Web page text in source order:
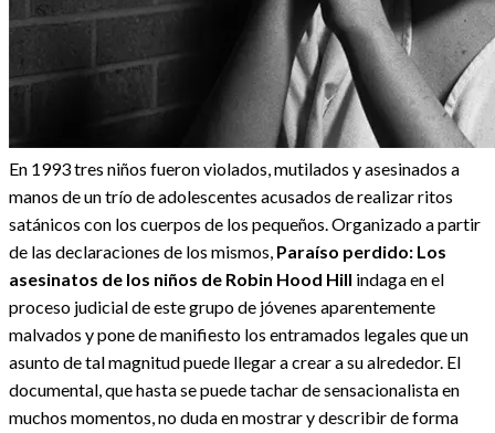
En 1993 tres niños fueron violados, mutilados y asesinados a
manos de un trío de adolescentes acusados de realizar ritos
satánicos con los cuerpos de los pequeños. Organizado a partir
de las declaraciones de los mismos, Paraíso perdido: Los
asesinatos de los niños de Robin Hood Hill indaga en el
proceso judicial de este grupo de jóvenes aparentemente
malvados y pone de manifiesto los entramados legales que un
asunto de tal magnitud puede llegar a crear a su alrededor. El
documental, que hasta se puede tachar de sensacionalista en
muchos momentos, no duda en mostrar y describir de forma